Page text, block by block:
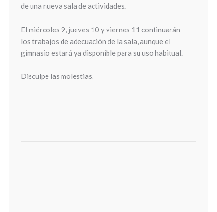
de una nueva sala de actividades.
El miércoles 9, jueves 10 y viernes 11 continuarán
los trabajos de adecuación de la sala, aunque el
gimnasio estará ya disponible para su uso habitual.
Disculpe las molestias.